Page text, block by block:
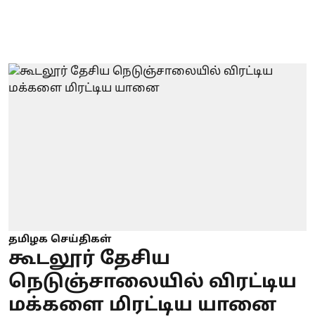
தமிழக செய்திகள்
கூடலூர் தேசிய
நெடுஞ்சாலையில் விரட்டிய
மக்களை மிரட்டிய யானை